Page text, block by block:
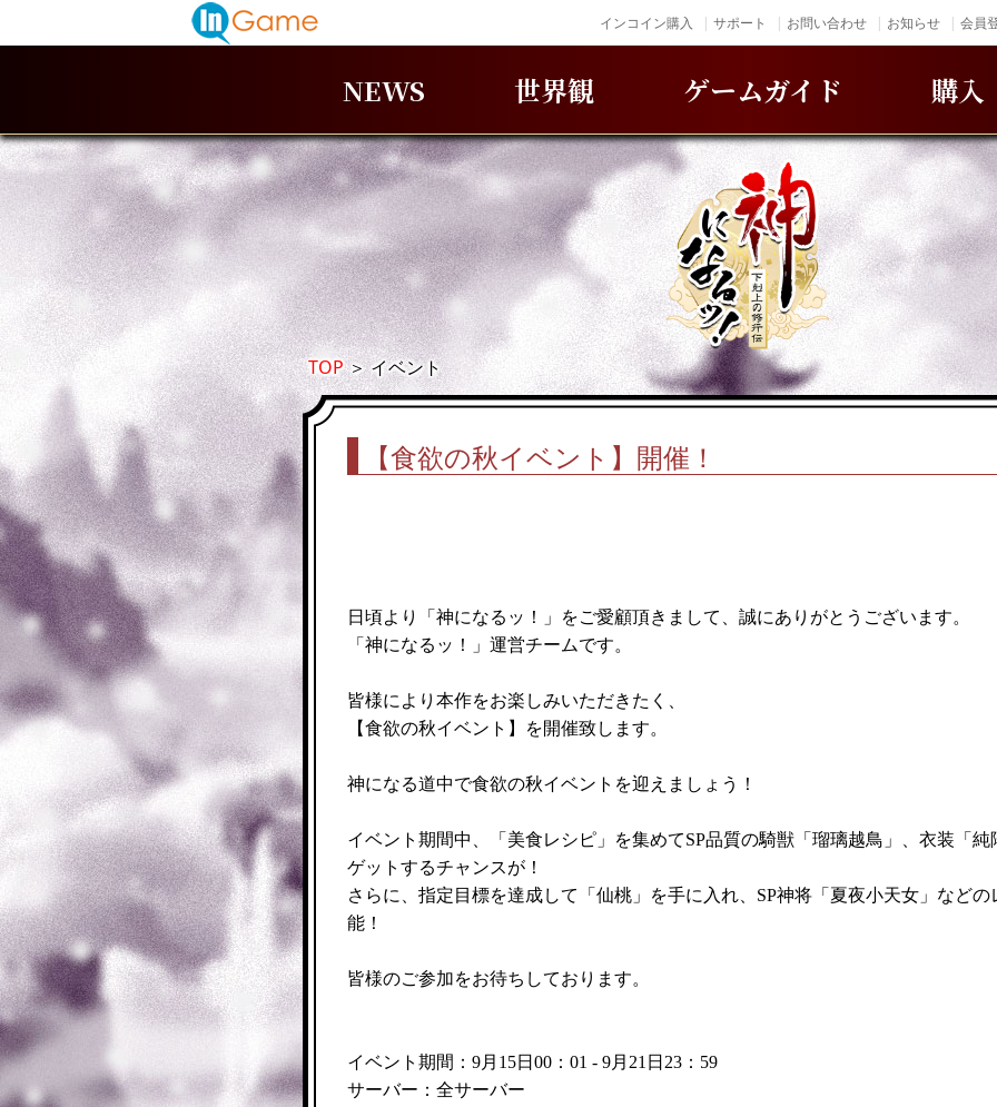
インコイン購入 サポート お問い合わせ お知らせ 会員
NEWS 世界観 ゲームガイド 購入
TOP＞イベント
【食欲の秋イベント】開催！
日頃より「神になるッ！」をご愛顧頂きまして、誠にありがとうございます。
「神になるッ！」運営チームです。
皆様により本作をお楽しみいただきたく、
【食欲の秋イベント 】を開催致します。
神になる道中で食欲の秋イベント を迎えましょう！
イベント期間中、「美食レシピ」を集めてSP品質の騎獣「 瑠璃越鳥 」、衣装「 純
ゲットするチャンスが！
さらに、指定目標を達成して「仙桃」を手に入れ、SP神将「 夏夜小天女 」など
能！
皆様のご参加をお待ちしております。
イベント期間：9月15日00：01 - 9月21日23：59
サーバー：全サーバー